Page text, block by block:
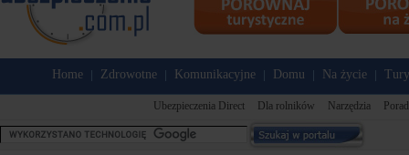
Home Zdrowotne Komunikacyjne Domu Na życie
Ubezpieczenia Direct Dla rolników Narzędzia